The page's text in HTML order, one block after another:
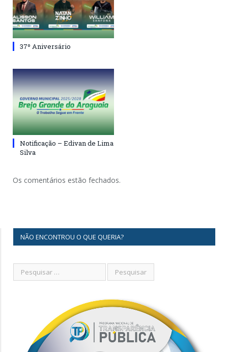
37º Aniversário
Notificação – Edivan de Lima
Silva
Os comentários estão fechados.
NÃO ENCONTROU O QUE QUERIA?